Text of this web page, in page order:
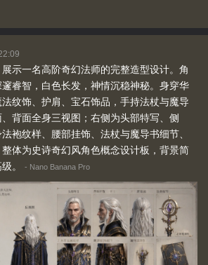
示一名高阶奇幻法师的完整造型设计。角
睿智，白色长发，神情沉稳神秘。身穿华
纹饰、护肩、宝石饰品，手持法杖与魔导
背面全身三视图；右侧为头部特写、侧
袍纹样、腰部挂饰、法杖与魔导书细节、
体为史诗奇幻风角色概念设计板，背景简
。
- Nano Banana Pro